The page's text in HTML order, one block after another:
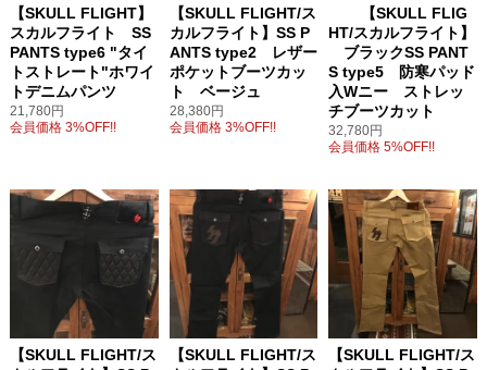
【SKULL FLIGHT】
スカルフライト SS
PANTS type6 "タイ
トストレート"ホワイ
トデニムパンツ
21,780円
会員価格 3%OFF!!
【SKULL FLIGHT/ス
カルフライト】SS P
ANTS type2 レザー
ポケットブーツカッ
ト ベージュ
28,380円
会員価格 3%OFF!!
【SKULL FLIG
HT/スカルフライト】
ブラックSS PANT
S type5 防寒パッド
入Wニー ストレッ
チブーツカット
32,780円
会員価格 5%OFF!!
【SKULL FLIGHT/ス
【SKULL FLIGHT/ス
【SKULL FLIGHT/ス